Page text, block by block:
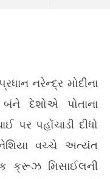
નરેન્દ્ર મોદીના
બંને દેશોએ પોતાના
પહોંચાડી દીધો
વચ્ચે અત્યંત
ક્રૂઝ મિસાઈલની